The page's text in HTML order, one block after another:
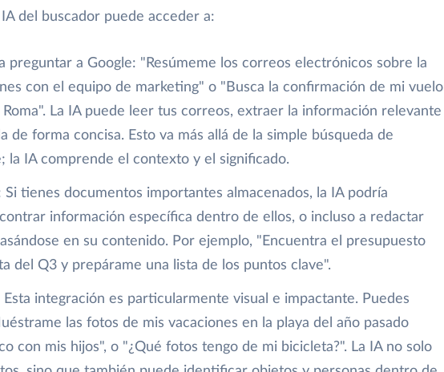
del buscador puede acceder a:
preguntar a Google: "Resúmeme los correos electrónicos sobre la
con el equipo de marketing" o "Busca la confirmación de mi vuelo
Roma". La IA puede leer tus correos, extraer la información relevante
de forma concisa. Esto va más allá de la simple búsqueda de
la IA comprende el contexto y el significado.
Si tienes documentos importantes almacenados, la IA podría
información específica dentro de ellos, o incluso a redactar
en su contenido. Por ejemplo, "Encuentra el presupuesto
del Q3 y prepárame una lista de los puntos clave".
Esta integración es particularmente visual e impactante. Puedes
las fotos de mis vacaciones en la playa del año pasado
con mis hijos", o "¿Qué fotos tengo de mi bicicleta?". La IA no solo